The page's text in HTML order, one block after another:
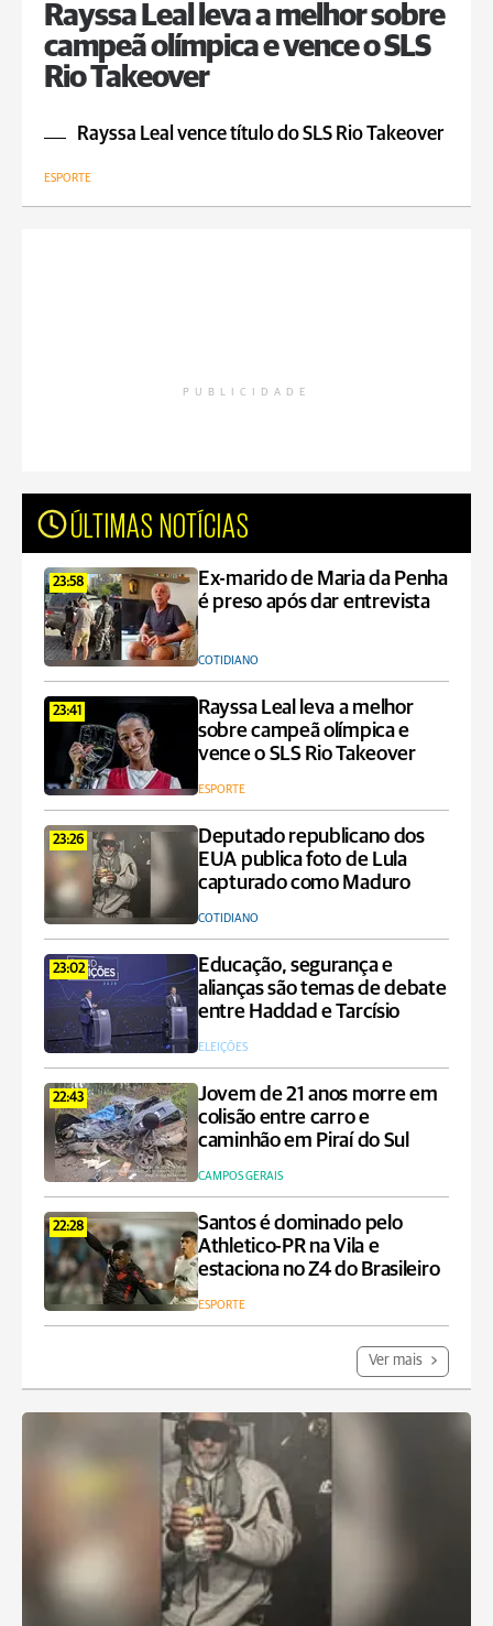
Rayssa Leal leva a melhor sobre
campeã olímpica e vence o SLS
Rio Takeover
Rayssa Leal vence título do SLS Rio Takeover
ESPORTE
PUBLICIDADE
ÚLTIMAS NOTÍCIAS
23:58
Ex-marido de Maria da Penha
é preso após dar entrevista
COTIDIANO
23:41
Rayssa Leal leva a melhor
sobre campeã olímpica e
vence o SLS Rio Takeover
ESPORTE
23:26
Deputado republicano dos
EUA publica foto de Lula
capturado como Maduro
COTIDIANO
23:02
Educação, segurança e
alianças são temas de debate
entre Haddad e Tarcísio
ELEIÇÕES
22:43
Jovem de 21 anos morre em
colisão entre carro e
caminhão em Piraí do Sul
CAMPOS GERAIS
22:28
Santos é dominado pelo
Athletico-PR na Vila e
estaciona no Z4 do Brasileiro
ESPORTE
Ver mais